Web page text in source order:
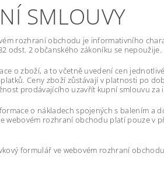
SMLOUVY
rozhraní obchodu je informativního
odst. 2 občanského zákoníku se nepoužije.
o zboží, a to včetně uvedení cen
Ceny zboží zůstávají v platnosti po
prodávajícího uzavřít kupní smlouvu za
o nákladech spojených s balením a
webovém rozhraní obchodu platí pouze v
formulář ve webovém rozhraní